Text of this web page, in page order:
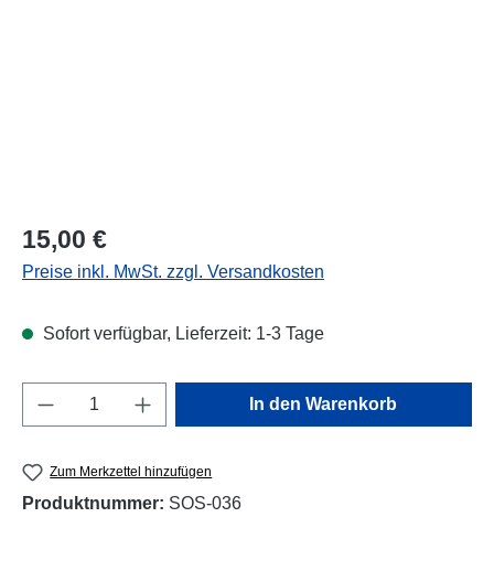
Regulärer Preis:
15,00 €
Preise inkl. MwSt. zzgl. Versandkosten
Sofort verfügbar, Lieferzeit: 1-3 Tage
Produkt Anzahl: Gib den gewünschten
In den Warenkorb
Zum Merkzettel hinzufügen
Produktnummer: SOS-036